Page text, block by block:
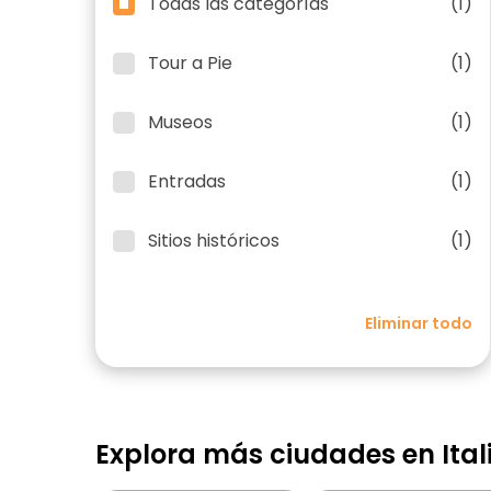
Tour a Pie (1)
Museos (1)
Entradas (1)
Sitios históricos (1)
Eliminar todo
Explora más ciudades en